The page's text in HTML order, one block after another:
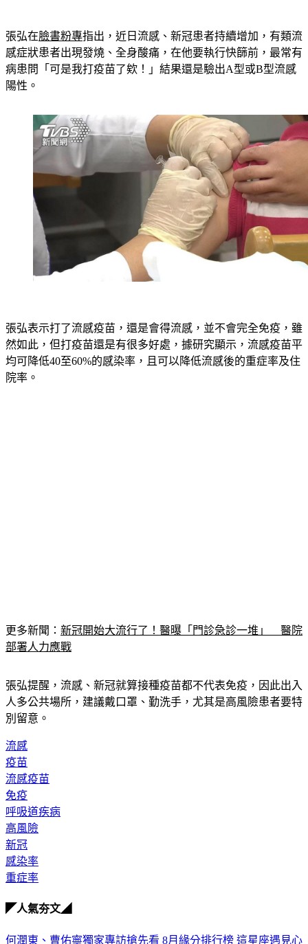
張弘在臉書粉專指出，近日流感、新冠患者持續增加，有類流
感症狀患者出現發燒、全身酸痛，在他要執行快篩前，最常有
病患問「可是我打疫苗了欸！」結果還是驗出A型或B型流感
陽性。
張弘表示打了流感疫苗，還是會得流感，並不會完全免疫，雖
然如此，但打疫苗還是有很多好處，據研究顯示，流感疫苗平
均可降低40至60%的感染率，且可以降低流感後的重症率及住
院率。
更多新聞： 新冠開始大流行了！醫曝「門診急診一堆」　醫院
部署人力應戰
張弘提醒，流感、新冠就算接種疫苗都不代表免疫，因此出入
人多公共場所，建議戴口罩、勤洗手，尤其是高風險患者要特
別留意。
流感
疫苗
流感疫苗
免疫
呼吸道疾病
高風險
新冠
感染率
重症率
◤人氣夯文◢
何潤東、曹佑寧獨家專訪搶先看 8月緣分排行榜 這星座遇見心